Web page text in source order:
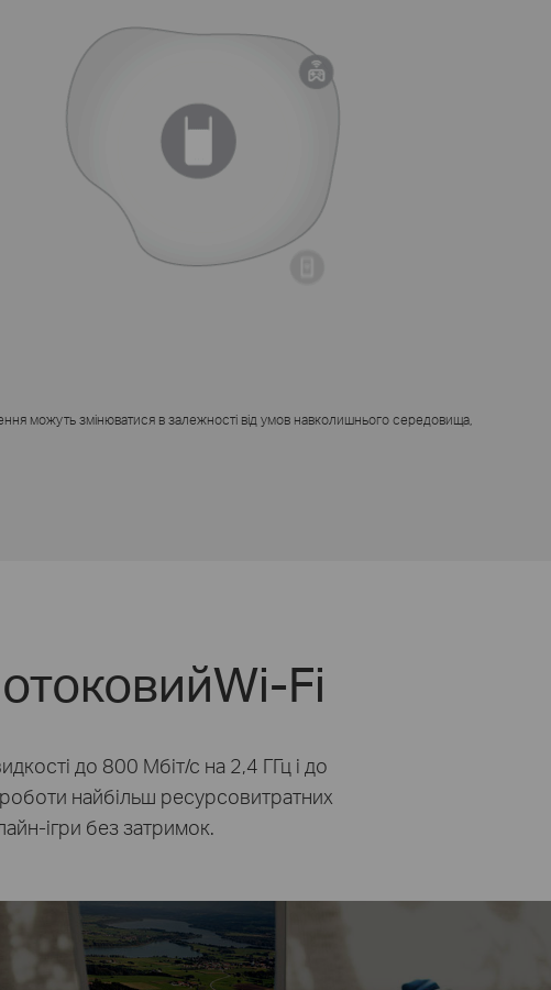
можуть змінюватися в залежності від умов навколишнього середовища,
Wi-Fi
до 800 Мбіт/с на 2,4 ГГц і до
найбільш ресурсовитратних
ігри без затримок.